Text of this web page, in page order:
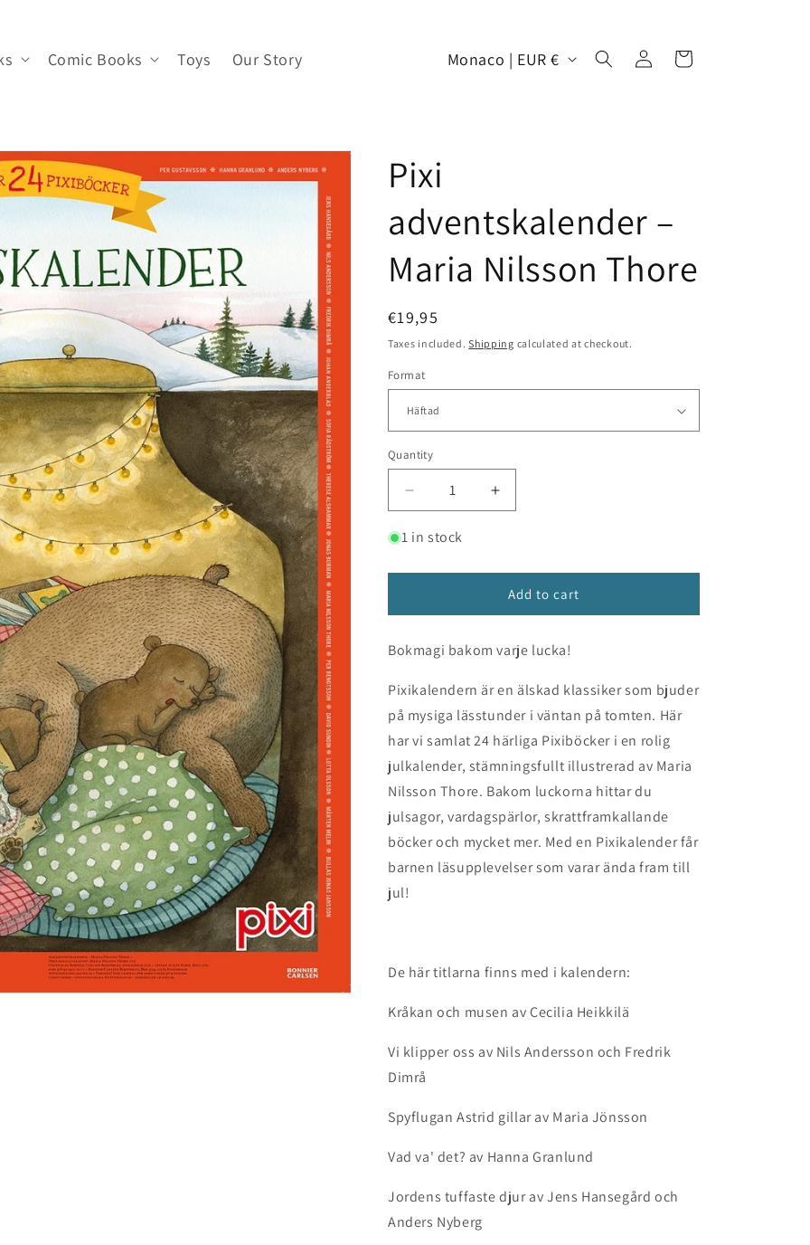
Comic Books Toys Our Story
C
t
r
y
r
e
g
o
n
Monaco | EUR €
in
Cart
Pixi
adventskalender –
Maria Nilsson Thore
Regular
price
€19,95
Taxes included.Shipping calculated at checkout.
Format
Quantity
Decrease
quantity
for
adventskalender
Maria
Thore
Increase
quantity
adventskalender
Maria
Thore
1 in stock
Add to cart
Bokmagi bakom varje lucka!
Pixikalendern är en älskad klassiker som bjuder
på mysiga lässtunder i väntan på tomten. Här
har vi samlat 24 härliga Pixiböcker i en rolig
julkalender, stämningsfullt illustrerad av Maria
Nilsson Thore. Bakom luckorna hittar du
julsagor, vardagspärlor, skrattframkallande
böcker och mycket mer. Med en Pixikalender får
barnen läsupplevelser som varar ända fram till
jul!
De här titlarna finns med i kalendern:
Kråkan och musen av Cecilia Heikkilä
Vi klipper oss av Nils Andersson och Fredrik
Dimrå
Spyflugan Astrid gillar av Maria Jönsson
Vad va' det? av Hanna Granlund
Jordens tuffaste djur av Jens Hansegård och
Anders Nyberg